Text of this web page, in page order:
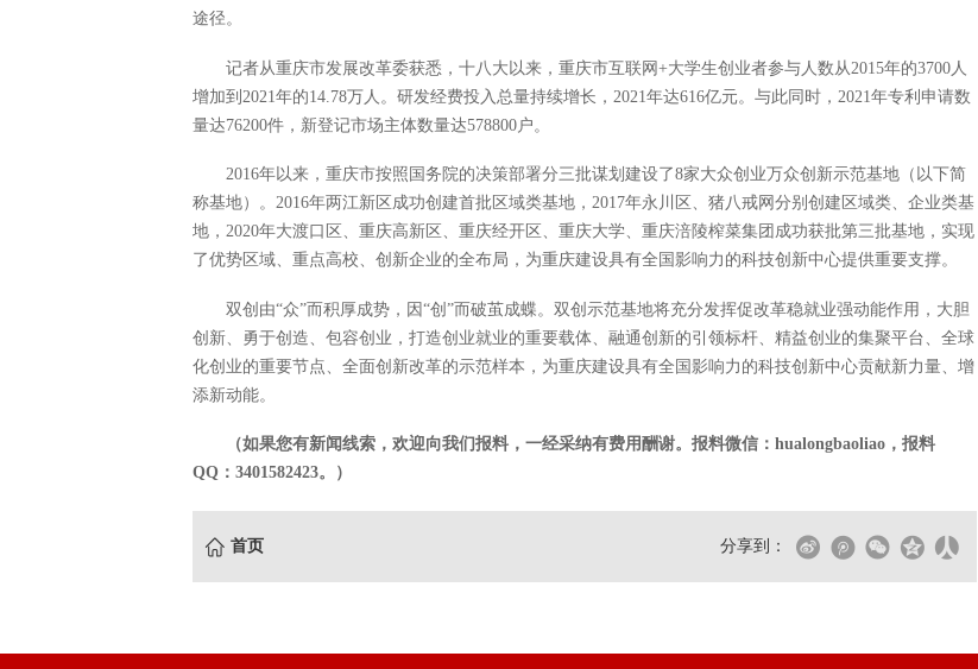
途径。
记者从重庆市发展改革委获悉，十八大以来，重庆市互联网+大学生创业者参与人数从2015年的3700人
增加到2021年的14.78万人。研发经费投入总量持续增长，2021年达616亿元。与此同时，2021年专利申请数
量达76200件，新登记市场主体数量达578800户。
2016年以来，重庆市按照国务院的决策部署分三批谋划建设了8家大众创业万众创新示范基地（以下简
称基地）。2016年两江新区成功创建首批区域类基地，2017年永川区、猪八戒网分别创建区域类、企业类基
地，2020年大渡口区、重庆高新区、重庆经开区、重庆大学、重庆涪陵榨菜集团成功获批第三批基地，实现
了优势区域、重点高校、创新企业的全布局，为重庆建设具有全国影响力的科技创新中心提供重要支撑。
双创由“众”而积厚成势，因“创”而破茧成蝶。双创示范基地将充分发挥促改革稳就业强动能作用，大胆
创新、勇于创造、包容创业，打造创业就业的重要载体、融通创新的引领标杆、精益创业的集聚平台、全球
化创业的重要节点、全面创新改革的示范样本，为重庆建设具有全国影响力的科技创新中心贡献新力量、增
添新动能。
（如果您有新闻线索，欢迎向我们报料，一经采纳有费用酬谢。报料微信：hualongbaoliao，报料
QQ：3401582423。）
首页 分享到：